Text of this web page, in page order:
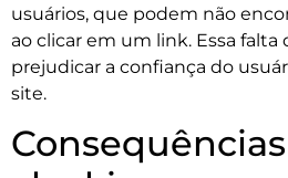
usuários, que podem não
ao clicar em um link. Essa
prejudicar a confiança do
site.